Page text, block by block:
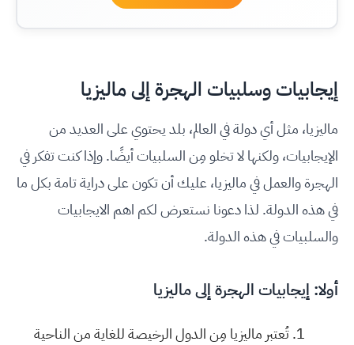
إيجابيات وسلبيات الهجرة إلى ماليزيا
ماليزيا، مثل أي دولة في العالم، بلد يحتوي على العديد من
الإيجابيات، ولكنها لا تخلو مِن السلبيات أيضًا. وإذا كنت تفكر في
الهجرة والعمل في ماليزيا، عليك أن تكون على دراية تامة بكل ما
في هذه الدولة. لذا دعونا نستعرض لكم اهم الايجابيات
والسلبيات في هذه الدولة.
أولا: إيجابيات الهجرة إلى ماليزيا
تُعتبر ماليزيا مِن الدول الرخيصة للغاية من الناحية